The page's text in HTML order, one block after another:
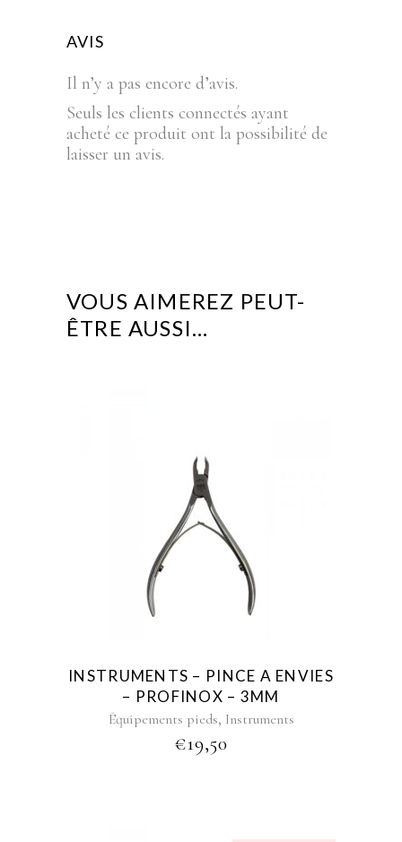
AVIS
Il n’y a pas encore d’avis.
Seuls les clients connectés ayant
acheté ce produit ont la possibilité de
laisser un avis.
VOUS AIMEREZ PEUT-
ÊTRE AUSSI…
INSTRUMENTS – PINCE A ENVIES
– PROFINOX – 3MM
Équipements pieds, Instruments
€19,50